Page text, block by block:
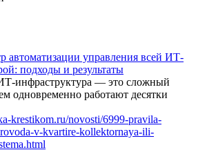
автоматизации управления всей ИТ-
подходы и результаты
инфраструктура — это сложный
одновременно работают десятки